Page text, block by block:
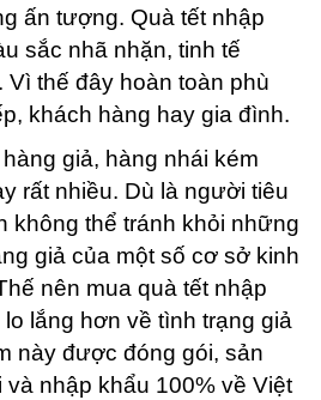
ấn tượng. Quà tết nhập
sắc nhã nhặn, tinh tế
Vì thế đây hoàn toàn phù
khách hàng hay gia đình.
giả, hàng nhái kém
rất nhiều. Dù là người tiêu
không thể tránh khỏi những
giả của một số cơ sở kinh
nên mua quà tết nhập
lắng hơn về tình trạng giả
này được đóng gói, sản
nhập khẩu 100% về Việt